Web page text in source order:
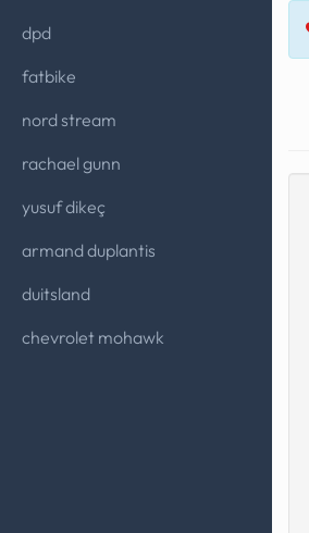
dpd
fatbike
nord stream
rachael gunn
yusuf dikeç
armand duplantis
duitsland
chevrolet mohawk